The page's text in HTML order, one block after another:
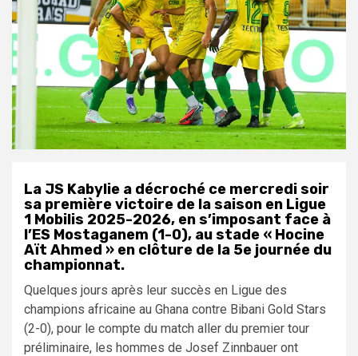
La JS Kabylie a décroché ce mercredi soir
sa première victoire de la saison en Ligue
1 Mobilis 2025-2026, en s’imposant face à
l’ES Mostaganem (1-0), au stade « Hocine
Aït Ahmed » en clôture de la 5e journée du
championnat.
Quelques jours après leur succès en Ligue des
champions africaine au Ghana contre Bibani Gold Stars
(2-0), pour le compte du match aller du premier tour
préliminaire, les hommes de Josef Zinnbauer ont